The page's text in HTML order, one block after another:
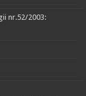
nr.52/2003: